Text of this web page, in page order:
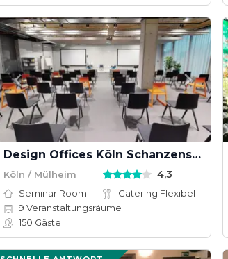
Design Offices Köln Schanzenstraße
Köln / Mülheim 4,3
Seminar Room
Catering Flexibel
9 Veranstaltungsräume
150 Gäste